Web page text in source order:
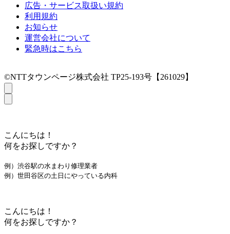
広告・サービス取扱い規約
利用規約
お知らせ
運営会社について
緊急時はこちら
©NTTタウンページ株式会社 TP25-193号【261029】
こんにちは！
何をお探しですか？
例）渋谷駅の水まわり修理業者
例）世田谷区の土日にやっている内科
こんにちは！
何をお探しですか？